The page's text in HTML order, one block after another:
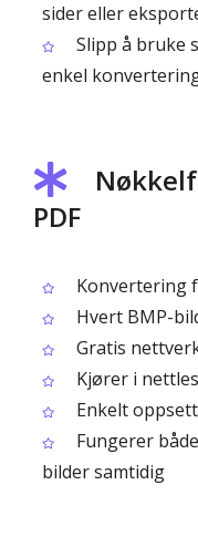
sider eller
Slipp å bruke
enkel
PDF
Konvertering
Hvert BMP-
Gratis
Kjører i
Enkelt
Fungerer
bilder samtidig